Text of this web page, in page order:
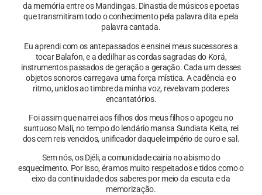
da memória entre os Mandingas. Dinastia de músicos e poetas
que transmitiram todo o conhecimento pela palavra dita e pela
palavra cantada.
Eu aprendi com os antepassados e ensinei meus sucessores a
tocar Balafon, e a dedilhar as cordas sagradas do Korá,
instrumentos passados de geração a geração. Cada um desses
objetos sonoros carregava uma força mística. A cadência e o
ritmo, unidos ao timbre da minha voz, revelavam poderes
encantatórios.
Foi assim que narrei aos filhos dos meus filhos o apogeu no
suntuoso Mali, no tempo do lendário mansa Sundiata Keita, rei
dos cem reis vencidos, unificador daquele império de ouro e sal.
Sem nós, os Djéli, a comunidade cairia no abismo do
esquecimento. Por isso, éramos muito respeitados e tidos como o
eixo da continuidade dos saberes por meio da escuta e da
memorização.